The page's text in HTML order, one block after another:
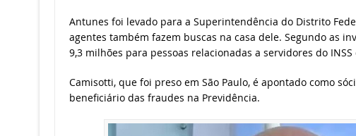
Antunes foi levado para a Superintendência do Distrito
agentes também fazem buscas na casa dele. Segundo as
9,3 milhões para pessoas relacionadas a servidores do INSS
Camisotti, que foi preso em São Paulo, é apontado como
beneficiário das fraudes na Previdência.